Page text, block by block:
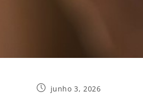
junho 3, 2026